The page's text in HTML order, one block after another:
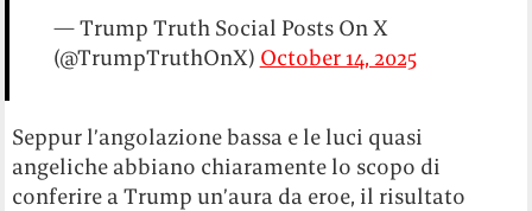
— Trump Truth Social Posts On X
(@TrumpTruthOnX) October 14, 2025
Seppur l’angolazione bassa e le luci quasi
angeliche abbiano chiaramente lo scopo di
conferire a Trump un’aura da eroe, il risultato